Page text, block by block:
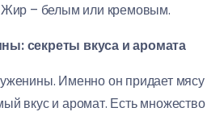
Жир – белым или кремовым.
секреты вкуса и аромата
Именно он придает мясу
вкус и аромат. Есть множество